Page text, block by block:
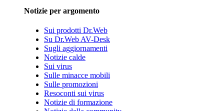
Notizie per argomento
Sui prodotti Dr.Web
Su Dr.Web AV-Desk
Sugli aggiornamenti
Notizie calde
Sui virus
Sulle minacce mobili
Sulle promozioni
Resoconti sui virus
Notizie di formazione